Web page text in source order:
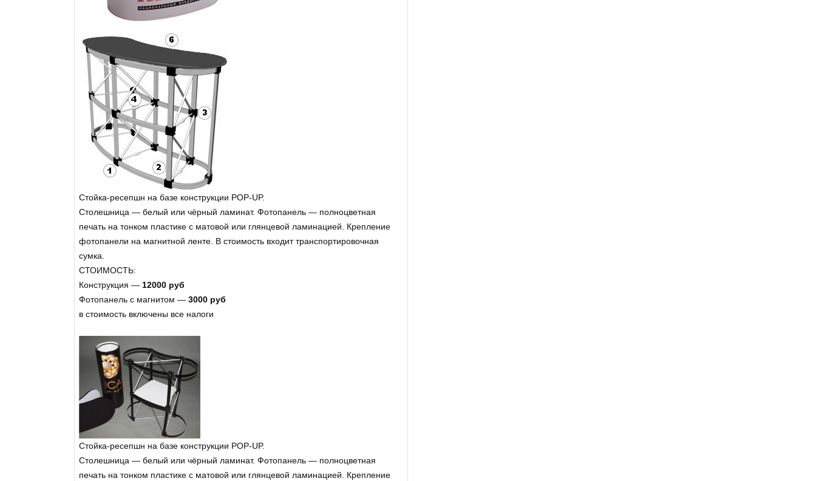
Стойка-ресепшн на базе конструкции POP-UP.
Столешница — белый или чёрный ламинат. Фотопанель — полноцветная
печать на тонком пластике с матовой или глянцевой ламинацией. Крепление
фотопанели на магнитной ленте. В стоимость входит транспортировочная
сумка.
СТОИМОСТЬ:
Конструкция — 12000 руб
Фотопанель с магнитом —3000 руб
в стоимость включены все налоги
Стойка-ресепшн на базе конструкции POP-UP.
Столешница — белый или чёрный ламинат. Фотопанель — полноцветная
печать на тонком пластике с матовой или глянцевой ламинацией. Крепление